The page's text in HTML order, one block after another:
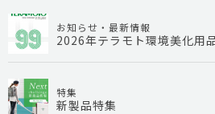
お知らせ・最新情報
2026年テラモト環境美化用
特集
新製品特集